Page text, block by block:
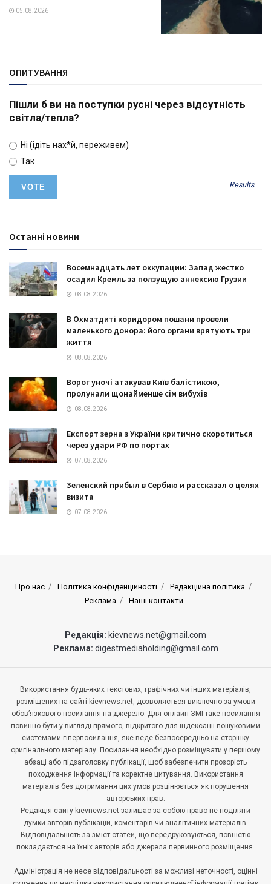
05.08.2026
ОПИТУВАННЯ
Пішли б ви на поступки русні через відсутність
світла/тепла?
Ні (ідіть нах*й, переживем)
Так
Results
Останні новини
Восемнадцать лет оккупации: Запад жестко
осадил Кремль за ползущую аннексию Грузии
08.08.2026
В Охматдиті коридором пошани провели
маленького донора: його органи врятують три
життя
08.08.2026
Ворог уночі атакував Київ балістикою,
пролунали щонайменше сім вибухів
08.08.2026
Експорт зерна з України критично скоротиться
через удари РФ по портах
07.08.2026
Зеленский прибыл в Сербию и рассказал о целях
визита
07.08.2026
Про нас Політика конфіденційності
Редакційна політика
Реклама
Наші контакти
Редакція: kievnews.net@gmail.com
Реклама: digestmediaholding@gmail.com
Використання будь-яких текстових, графічних чи інших матеріалів,
розміщених на сайті kievnews.net, дозволяється виключно за умови
обов’язкового посилання на джерело. Для онлайн-ЗМІ таке посилання
повинно бути у вигляді прямого, відкритого для індексації пошуковими
системами гіперпосилання, яке веде безпосередньо на сторінку
оригінального матеріалу. Посилання необхідно розміщувати у першому
абзаці або підзаголовку публікації, щоб забезпечити прозорість
походження інформації та коректне цитування. Використання
матеріалів без дотримання цих умов розцінюється як порушення
авторських прав.
Редакція сайту kievnews.net залишає за собою право не поділяти
думки авторів публікацій, коментарів чи аналітичних матеріалів.
Відповідальність за зміст статей, що передруковуються, повністю
покладається на їхніх авторів або джерела первинного розміщення.
Адміністрація не несе відповідальності за можливі неточності, оцінні